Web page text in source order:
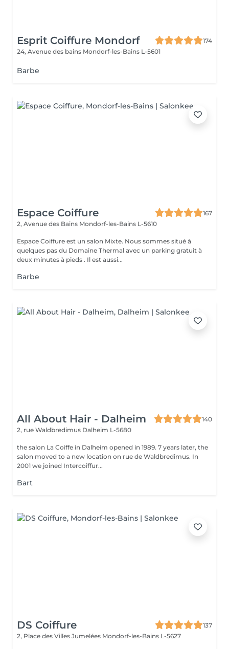
Esprit Coiffure Mondorf
174
24, Avenue des bains Mondorf-les-Bains L-5601
Barbe
Espace Coiffure
167
2, Avenue des Bains Mondorf-les-Bains L-5610
Espace Coiffure est un salon Mixte. Nous sommes situé à
quelques pas du Domaine Thermal avec un parking gratuit à
deux minutes à pieds . Il est aussi...
Barbe
All About Hair - Dalheim
140
2, rue Waldbredimus Dalheim L-5680
the salon La Coiffe in Dalheim opened in 1989. 7 years later, the
salon moved to a new location on rue de Waldbredimus. In
2001 we joined Intercoiffur...
Bart
DS Coiffure
137
2, Place des Villes Jumelées Mondorf-les-Bains L-5627